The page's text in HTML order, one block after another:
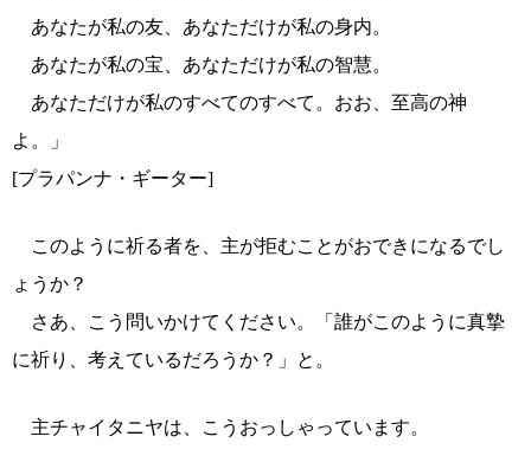
あなたが私の友、あなただけが私の身内。
あなたが私の宝、あなただけが私の智慧。
あなただけが私のすべてのすべて。おお、至高の神
よ。」
[プラパンナ・ギーター]
このように祈る者を、主が拒むことがおできになるでし
ょうか？
さあ、こう問いかけてください。「誰がこのように真摯
に祈り、考えているだろうか？」と。
主チャイタニヤは、こうおっしゃっています。